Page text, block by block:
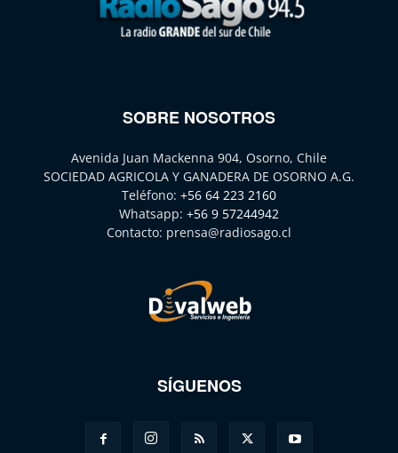
SOBRE NOSOTROS
Avenida Juan Mackenna 904, Osorno, Chile
SOCIEDAD AGRICOLA Y GANADERA DE OSORNO A.G.
Teléfono: +56 64 223 2160
Whatsapp: +56 9 57244942
Contacto: prensa@radiosago.cl
SÍGUENOS